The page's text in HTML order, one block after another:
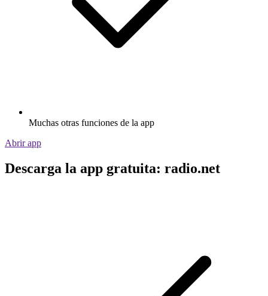
Muchas otras funciones de la app
Abrir app
Descarga la app gratuita: radio.net